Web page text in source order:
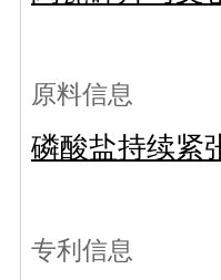
原料信息
磷酸盐持续紧
专利信息